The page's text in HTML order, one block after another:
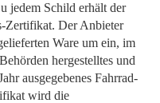
jedem Schild erhält der
Zertifikat. Der Anbieter
Ware um ein, im
hergestelltes und
ausgegebenes Fahrrad-
wird die